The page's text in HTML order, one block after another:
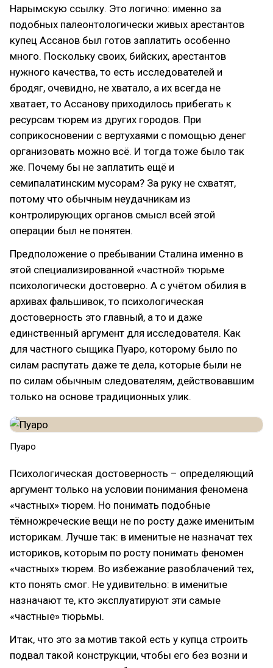
Нарымскую ссылку. Это логично: именно за
подобных палеонтологически живых арестантов
купец Ассанов был готов заплатить особенно
много. Поскольку своих, бийских, арестантов
нужного качества, то есть исследователей и
бродяг, очевидно, не хватало, а их всегда не
хватает, то Ассанову приходилось прибегать к
ресурсам тюрем из других городов. При
соприкосновении с вертухаями с помощью денег
организовать можно всё. И тогда тоже было так
же. Почему бы не заплатить ещё и
семипалатинским мусорам? За руку не схватят,
потому что обычным неудачникам из
контролирующих органов смысл всей этой
операции был не понятен.
Предположение о пребывании Сталина именно в
этой специализированной «частной» тюрьме
психологически достоверно. А с учётом обилия в
архивах фальшивок, то психологическая
достоверность это главный, а то и даже
единственный аргумент для исследователя. Как
для частного сыщика Пуаро, которому было по
силам распутать даже те дела, которые были не
по силам обычным следователям, действовавшим
только на основе традиционных улик.
Пуаро
Психологическая достоверность – определяющий
аргумент только на условии понимания феномена
«частных» тюрем. Но понимать подобные
тёмножреческие вещи не по росту даже именитым
историкам. Лучше так: в именитые не назначат тех
историков, которым по росту понимать феномен
«частных» тюрем. Во избежание разоблачений тех,
кто понять смог. Не удивительно: в именитые
назначают те, кто эксплуатируют эти самые
«частные» тюрьмы.
Итак, что это за мотив такой есть у купца строить
подвал такой конструкции, чтобы его без возни и